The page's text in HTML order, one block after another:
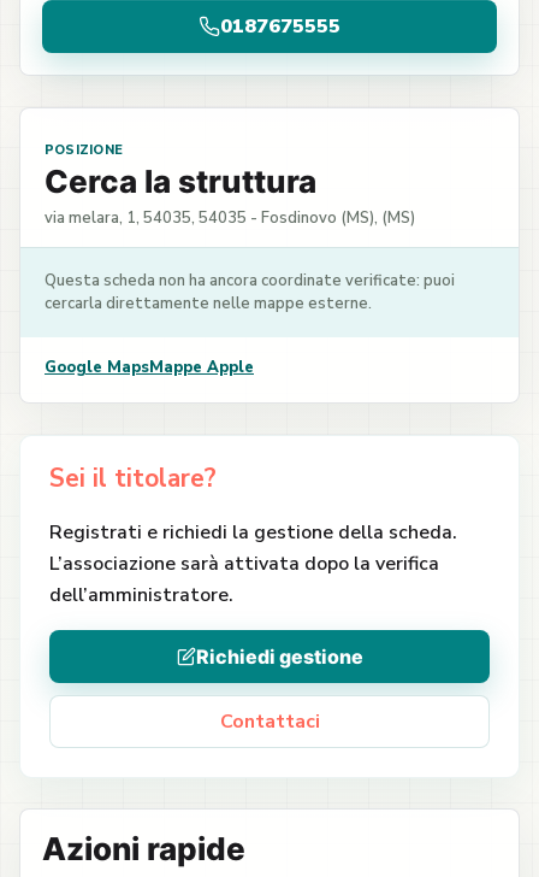
0187675555
POSIZIONE
Cerca la struttura
via melara, 1, 54035, 54035 - Fosdinovo (MS), (MS)
Questa scheda non ha ancora coordinate verificate: puoi
cercarla direttamente nelle mappe esterne.
Google MapsMappe Apple
Sei il titolare?
Registrati e richiedi la gestione della scheda.
L’associazione sarà attivata dopo la verifica
dell’amministratore.
Richiedi gestione
Contattaci
Azioni rapide